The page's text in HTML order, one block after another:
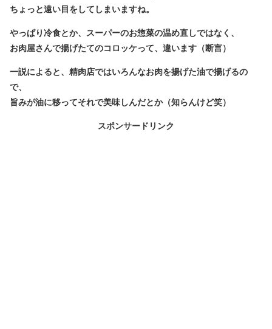
ちょっと遠い目をしてしまいますね。
やっぱり冷食とか、スーパーのお惣菜の温め直しではなく、
お肉屋さんで揚げたてのコロッケって、違います（断言）
一説によると、精肉店ではいろんなお肉を揚げた油で揚げるの
で、
旨みが油に移ってそれで美味しんだとか（知らんけど笑）
スポンサードリンク